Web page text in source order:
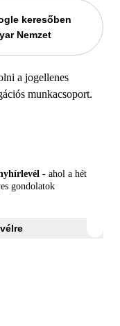
keresőben
Nemzet
a jogellenes
munkacsoport.
- ahol a hét
gondolatok